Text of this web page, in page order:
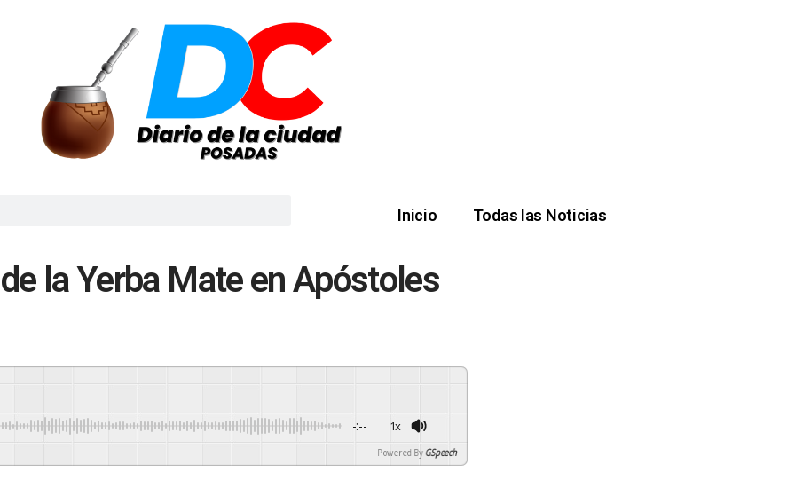
Inicio Todas las Noticias
la Yerba Mate en Apóstoles
-:-- 1x
Powered By GSpeech